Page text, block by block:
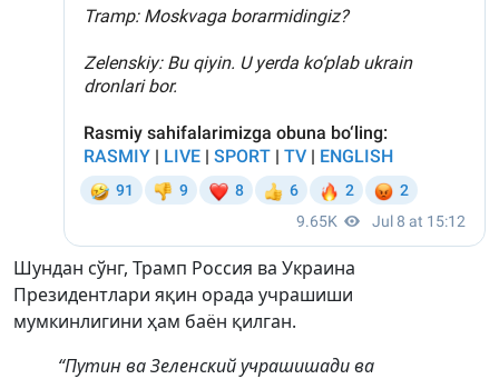
Шундан сўнг, Трамп Россия ва Украина
Президентлари яқин орада учрашиши
мумкинлигини ҳам баён қилган.
“Путин ва Зеленский учрашишади ва